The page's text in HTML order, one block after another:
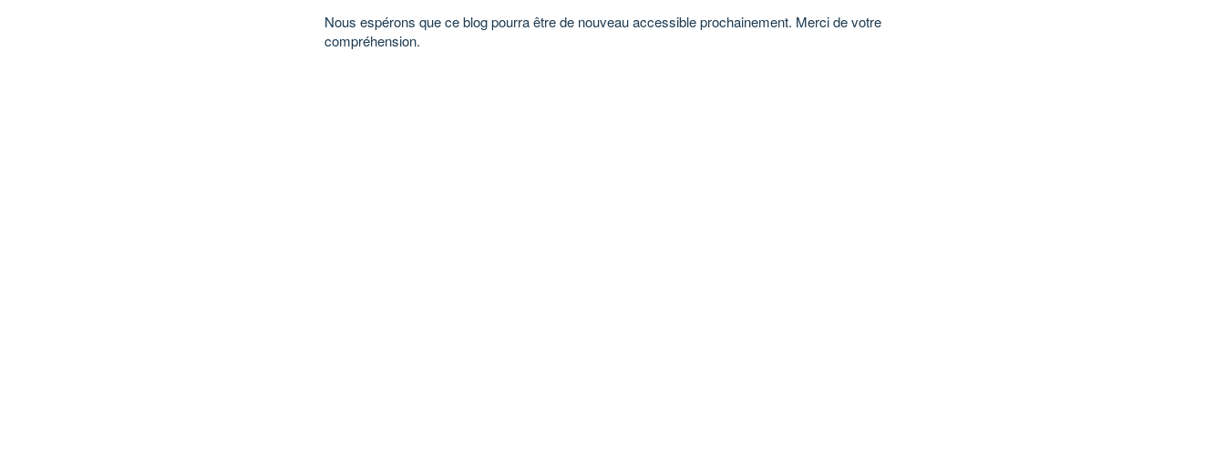
Nous espérons que ce blog pourra être de nouveau accessible prochainement. Merci de votre
compréhension.